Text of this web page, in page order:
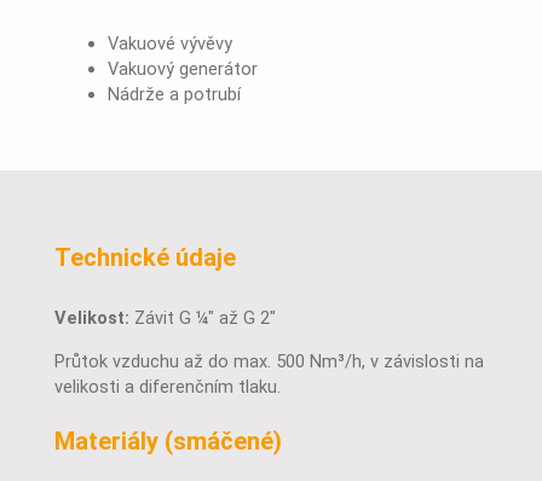
Vakuové vývěvy
Vakuový generátor
Nádrže a potrubí
Technické údaje
Velikost: Závit G ¼" až G 2"
Průtok vzduchu až do max. 500 Nm³/h, v závislosti na
velikosti a diferenčním tlaku.
Materiály (smáčené)